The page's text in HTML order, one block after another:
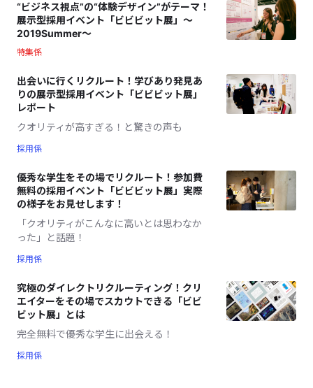
“ビジネス視点”の“体験デザイン”がテーマ！
展示型採用イベント「ビビビット展」〜
2019Summer〜
特集係
出会いに行くリクルート！学びあり発見あ
りの展示型採用イベント「ビビビット展」
レポート
クオリティが高すぎる！と驚きの声も
採用係
優秀な学生をその場でリクルート！参加費
無料の採用イベント「ビビビット展」実際
の様子をお見せします！
「クオリティがこんなに高いとは思わなか
った」と話題！
採用係
究極のダイレクトリクルーティング！クリ
エイターをその場でスカウトできる「ビビ
ビット展」とは
完全無料で優秀な学生に出会える！
採用係